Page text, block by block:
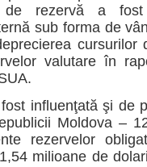
de rezervă a
sub forma de
cursurilor
valutare în
influenţată şi de
Moldova –
rezervelor
milioane de